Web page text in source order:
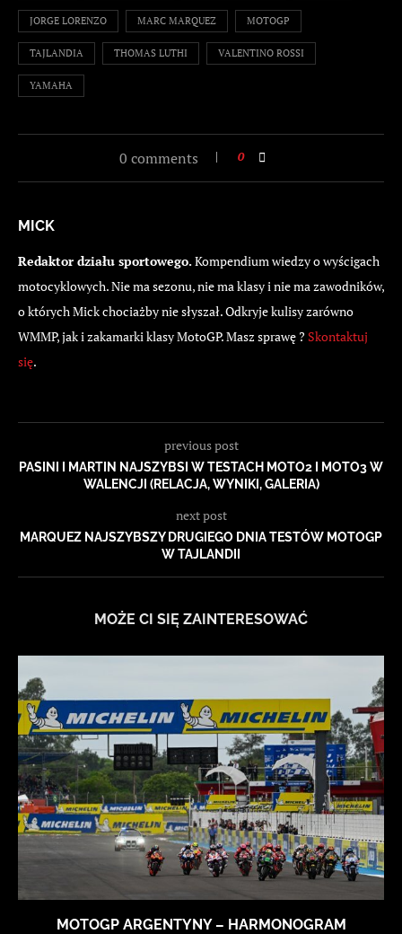
JORGE LORENZO MARC MARQUEZ MOTOGP
TAJLANDIA THOMAS LUTHI VALENTINO ROSSI
YAMAHA
0 comments 0
MICK
Redaktor działu sportowego.Kompendium wiedzy o wyścigach
motocyklowych. Nie ma sezonu, nie ma klasy i nie ma zawodników,
o których Mick chociażby nie słyszał. Odkryje kulisy zarówno
WMMP, jak i zakamarki klasy MotoGP. Masz sprawę ? Skontaktuj
się.
previous post
PASINI I MARTIN NAJSZYBSI W TESTACH MOTO2 I MOTO3 W
WALENCJI (RELACJA, WYNIKI, GALERIA)
next post
MARQUEZ NAJSZYBSZY DRUGIEGO DNIA TESTÓW MOTOGP
W TAJLANDII
MOŻE CI SIĘ ZAINTERESOWAĆ
MOTOGP ARGENTYNY – HARMONOGRAM